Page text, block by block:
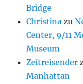
Bridge
Christina zu
Center, 9/11
Museum
Zeitreisender
Manhattan